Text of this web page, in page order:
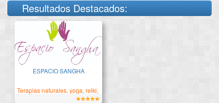
Resultados Destacados:
Sesiones de Reiki, shiatsu
ESPACIO SANGHA
Terapias naturales, yoga, reiki,